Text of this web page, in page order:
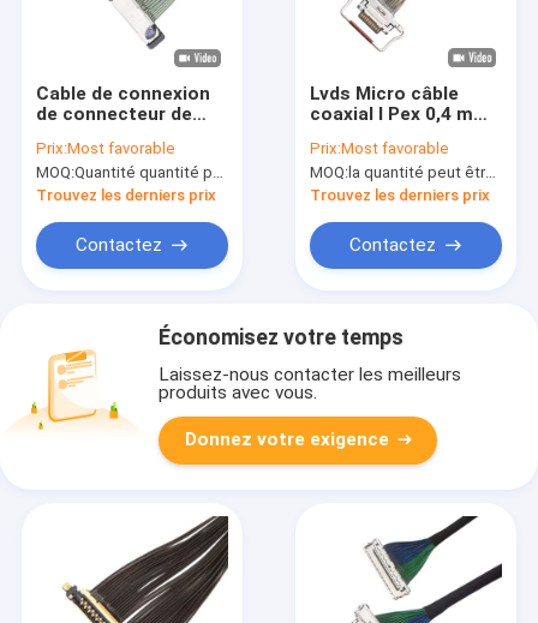
Cable de connexion
de connecteur de
Lvds 20 pin
Prix:Most favorable
MOQ:Quantité quantité peut être négociable
Trouvez les derniers prix
Contactez
Lvds Micro câble
coaxial I Pex 0,4 mm
01s 10 épingle
Prix:Most favorable
MOQ:la quantité peut être négociée
Trouvez les derniers prix
Contactez
Économisez votre temps
Laissez-nous contacter les meilleurs
produits avec vous.
Donnez votre exigence